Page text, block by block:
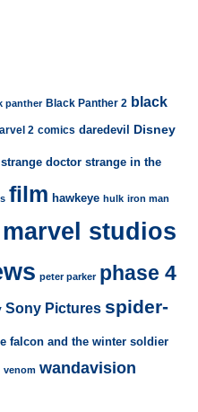
panther Black Panther 2 black
2 comics daredevil Disney
doctor strange in the
film hawkeye hulk iron man
marvel studios
peter parker phase 4
Sony Pictures spider-
falcon and the winter soldier
venom wandavision